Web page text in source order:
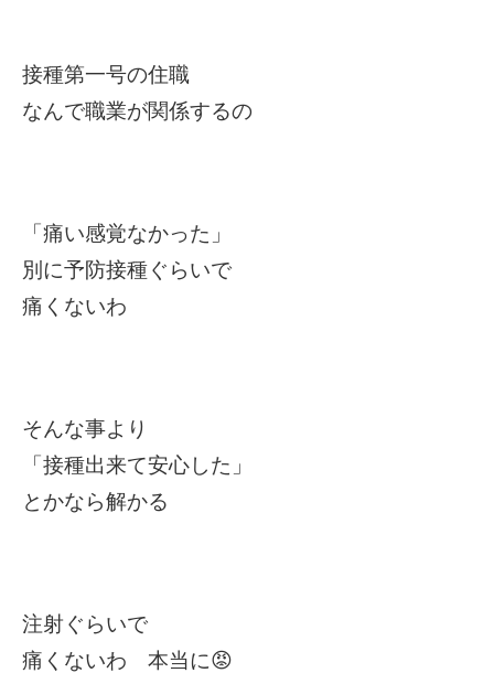
接種第一号の住職
なんで職業が関係するの
「痛い感覚なかった」
別に予防接種ぐらいで
痛くないわ
そんな事より
「接種出来て安心した」
とかなら解かる
注射ぐらいで
痛くないわ 本当に😡